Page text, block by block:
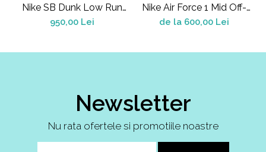
Nike SB Dunk Low Run
The Jewels
950,00 Lei
Nike Air Force 1 Mid Off-
White Pine Green
de la 600,00 Lei
Newsletter
Nu rata ofertele si promotiile noastre